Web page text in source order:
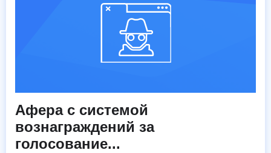
Афера с системой
вознаграждений за
голосование...